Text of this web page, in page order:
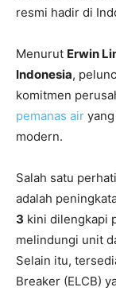
resmi hadir di
Menurut Erwin
Indonesia,
komitmen
pemanas air
modern.
Salah satu
adalah
3 kini dilengkapi
melindungi unit
Selain itu,
Breaker (ELCB)